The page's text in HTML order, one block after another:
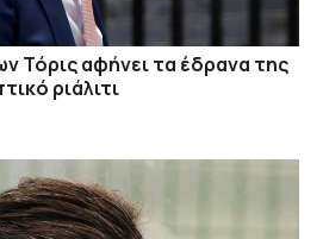
Τόρις αφήνει τα έδρανα της
ριάλιτι